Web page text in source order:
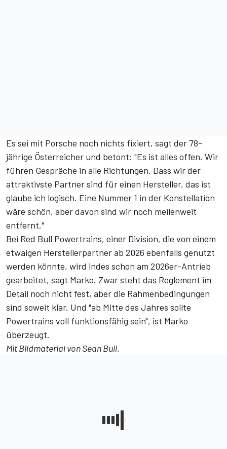
Es sei mit Porsche noch nichts fixiert, sagt der 78-
jährige Österreicher und betont: "Es ist alles offen. Wir
führen Gespräche in alle Richtungen. Dass wir der
attraktivste Partner sind für einen Hersteller, das ist
glaube ich logisch. Eine Nummer 1 in der Konstellation
wäre schön, aber davon sind wir noch meilenweit
entfernt."
Bei Red Bull Powertrains, einer Division, die von einem
etwaigen Herstellerpartner ab 2026 ebenfalls genutzt
werden könnte, wird indes schon am 2026er-Antrieb
gearbeitet, sagt Marko. Zwar steht das Reglement im
Detail noch nicht fest, aber die Rahmenbedingungen
sind soweit klar. Und "ab Mitte des Jahres sollte
Powertrains voll funktionsfähig sein", ist Marko
überzeugt.
Mit Bildmaterial von Sean Bull.